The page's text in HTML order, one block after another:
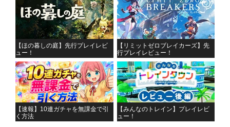
【ほの暮しの庭】先行プレイレビ
ュー！
【リミットゼロブレイカーズ】先
行プレイレビュー！
【速報】10連ガチャを無課金で引
く方法
【みんなのトレイン】プレイレビ
ュー！